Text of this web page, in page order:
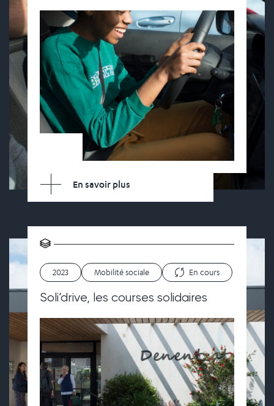
En savoir plus
2023 Mobilité sociale En cours
Soli’drive, les courses solidaires